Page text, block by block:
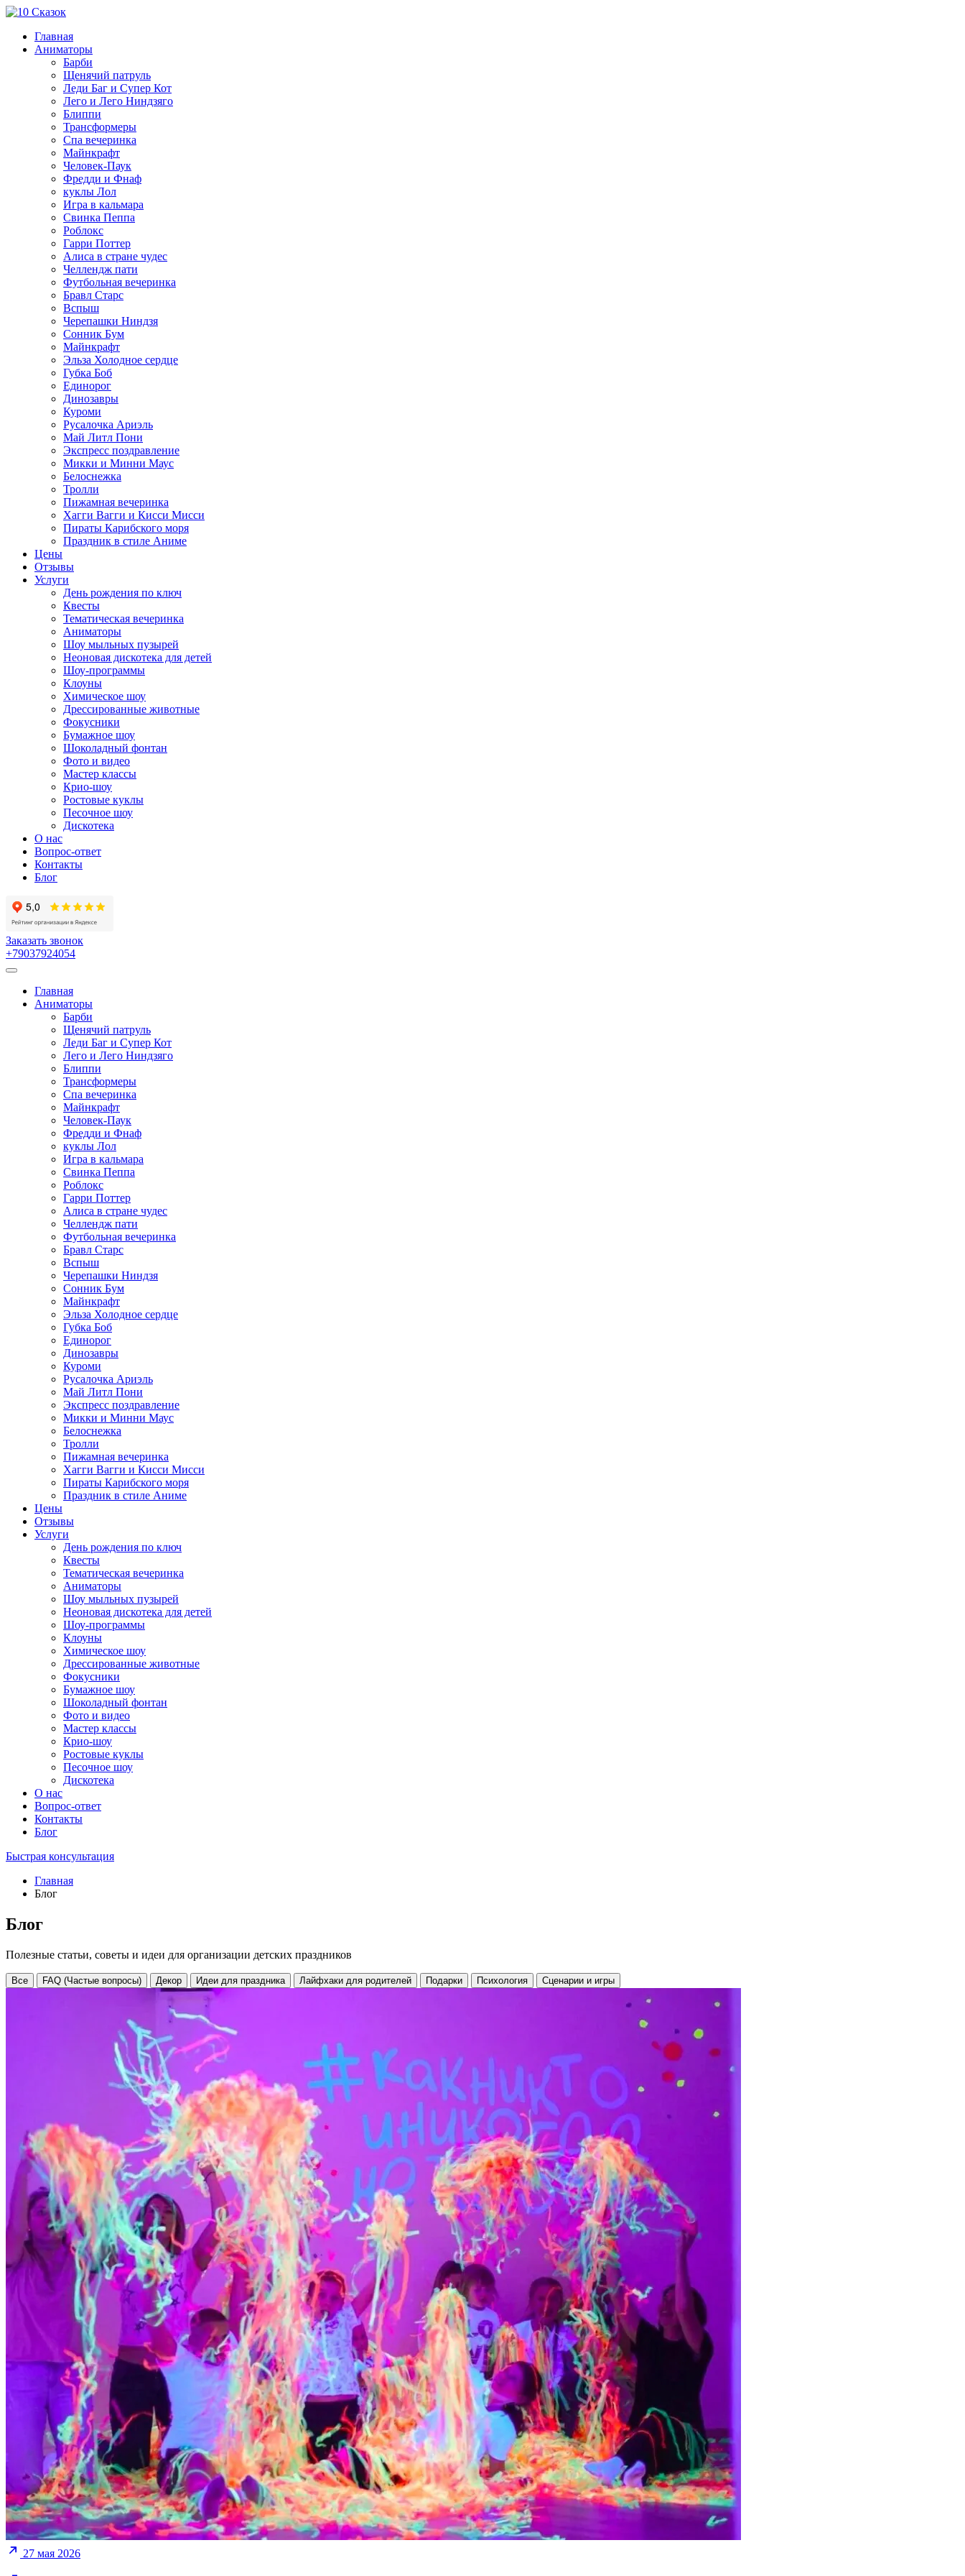
Главная
Аниматоры
Барби
Щенячий патруль
Леди Баг и Супер Кот
Лего и Лего Ниндзяго
Блиппи
Трансформеры
Спа вечеринка
Майнкрафт
Человек-Паук
Фредди и Фнаф
куклы Лол
Игра в кальмара
Свинка Пеппа
Роблокс
Гарри Поттер
Алиса в стране чудес
Челлендж пати
Футбольная вечеринка
Бравл Старс
Вспыш
Черепашки Ниндзя
Сонник Бум
Майнкрафт
Эльза Холодное сердце
Губка Боб
Единорог
Динозавры
Куроми
Русалочка Ариэль
Май Литл Пони
Экспресс поздравление
Микки и Минни Маус
Белоснежка
Тролли
Пижамная вечеринка
Хагги Вагги и Кисси Мисси
Пираты Карибского моря
Праздник в стиле Аниме
Цены
Отзывы
Услуги
День рождения по ключ
Квесты
Тематическая вечеринка
Аниматоры
Шоу мыльных пузырей
Неоновая дискотека для детей
Шоу-программы
Клоуны
Химическое шоу
Дрессированные животные
Фокусники
Бумажное шоу
Шоколадный фонтан
Фото и видео
Мастер классы
Крио-шоу
Ростовые куклы
Песочное шоу
Дискотека
О нас
Вопрос-ответ
Контакты
Блог
Заказать звонок
+79037924054
Главная
Аниматоры
Барби
Щенячий патруль
Леди Баг и Супер Кот
Лего и Лего Ниндзяго
Блиппи
Трансформеры
Спа вечеринка
Майнкрафт
Человек-Паук
Фредди и Фнаф
куклы Лол
Игра в кальмара
Свинка Пеппа
Роблокс
Гарри Поттер
Алиса в стране чудес
Челлендж пати
Футбольная вечеринка
Бравл Старс
Вспыш
Черепашки Ниндзя
Сонник Бум
Майнкрафт
Эльза Холодное сердце
Губка Боб
Единорог
Динозавры
Куроми
Русалочка Ариэль
Май Литл Пони
Экспресс поздравление
Микки и Минни Маус
Белоснежка
Тролли
Пижамная вечеринка
Хагги Вагги и Кисси Мисси
Пираты Карибского моря
Праздник в стиле Аниме
Цены
Отзывы
Услуги
День рождения по ключ
Квесты
Тематическая вечеринка
Аниматоры
Шоу мыльных пузырей
Неоновая дискотека для детей
Шоу-программы
Клоуны
Химическое шоу
Дрессированные животные
Фокусники
Бумажное шоу
Шоколадный фонтан
Фото и видео
Мастер классы
Крио-шоу
Ростовые куклы
Песочное шоу
Дискотека
О нас
Вопрос-ответ
Контакты
Блог
Быстрая консультация
Главная
Блог
Блог
Полезные статьи, советы и идеи для организации детских праздников
Все FAQ (Частые вопросы) Декор Идеи для праздника Лайфхаки для родителей Подарки Психология Сценарии и игры
27 мая 2026